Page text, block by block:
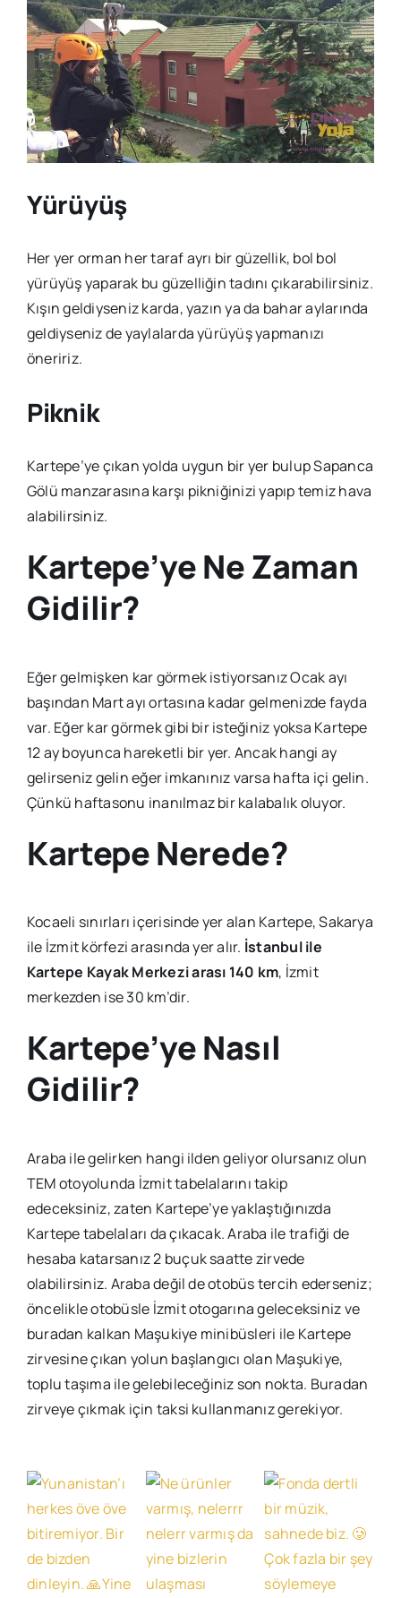
Yürüyüş
Her yer orman her taraf ayrı bir güzellik, bol bol
yürüyüş yaparak bu güzelliğin tadını çıkarabilirsiniz.
Kışın geldiyseniz karda, yazın ya da bahar aylarında
geldiyseniz de yaylalarda yürüyüş yapmanızı
öneririz.
Piknik
Kartepe’ye çıkan yolda uygun bir yer bulup Sapanca
Gölü manzarasına karşı pikniğinizi yapıp temiz hava
alabilirsiniz.
Kartepe’ye Ne Zaman
Gidilir?
Eğer gelmişken kar görmek istiyorsanız Ocak ayı
başından Mart ayı ortasına kadar gelmenizde fayda
var. Eğer kar görmek gibi bir isteğiniz yoksa Kartepe
12 ay boyunca hareketli bir yer. Ancak hangi ay
gelirseniz gelin eğer imkanınız varsa hafta içi gelin.
Çünkü haftasonu inanılmaz bir kalabalık oluyor.
Kartepe Nerede?
Kocaeli sınırları içerisinde yer alan Kartepe, Sakarya
ile İzmit körfezi arasında yer alır. İstanbul ile
Kartepe Kayak Merkezi arası 140 km, İzmit
merkezden ise 30 km’dir.
Kartepe’ye Nasıl
Gidilir?
Araba ile gelirken hangi ilden geliyor olursanız olun
TEM otoyolunda İzmit tabelalarını takip
edeceksiniz, zaten Kartepe’ye yaklaştığınızda
Kartepe tabelaları da çıkacak. Araba ile trafiği de
hesaba katarsanız 2 buçuk saatte zirvede
olabilirsiniz. Araba değil de otobüs tercih ederseniz;
öncelikle otobüsle İzmit otogarına geleceksiniz ve
buradan kalkan Maşukiye minibüsleri ile Kartepe
zirvesine çıkan yolun başlangıcı olan Maşukiye,
toplu taşıma ile gelebileceğiniz son nokta. Buradan
zirveye çıkmak için taksi kullanmanız gerekiyor.